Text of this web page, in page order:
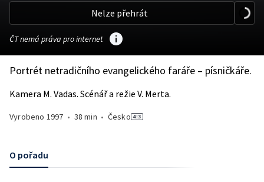
Nelze přehrát
ČT nemá práva pro internet
Portrét netradičního evangelického faráře – písničkáře.
Kamera M. Vadas. Scénář a režie V. Merta.
Vyrobeno 1997 • 38 min • Česko
O pořadu